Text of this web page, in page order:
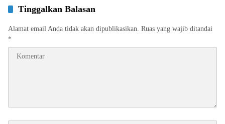
Tinggalkan Balasan
Alamat email Anda tidak akan dipublikasikan. Ruas yang wajib ditandai
*